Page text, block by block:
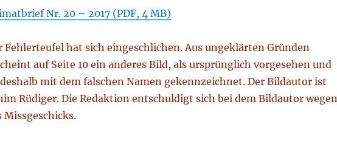
Nr. 20 – 2017 (PDF, 4 MB)
Fehlerteufel hat sich eingeschlichen. Aus ungeklärten Gründen
auf Seite 10 ein anderes Bild, als ursprünglich vorgesehen und
mit dem falschen Namen gekennzeichnet. Der Bildautor ist
Rüdiger. Die Redaktion entschuldigt sich bei dem Bildautor wegen
Missgeschicks.